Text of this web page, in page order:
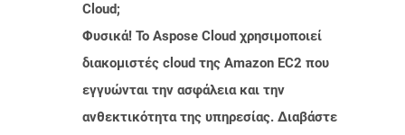
Cloud;
Φυσικά! Το Aspose Cloud χρησιμοποιεί
διακομιστές cloud της Amazon EC2 που
εγγυώνται την ασφάλεια και την
ανθεκτικότητα της υπηρεσίας. Διαβάστε